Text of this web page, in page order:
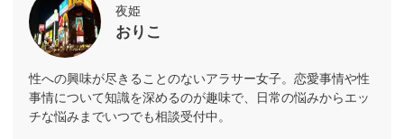
夜姫
おりこ
性への興味が尽きることのないアラサー女子。恋愛事情や性
事情について知識を深めるのが趣味で、日常の悩みからエッ
チな悩みまでいつでも相談受付中。